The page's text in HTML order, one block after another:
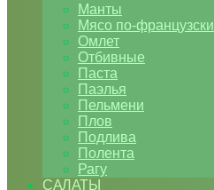
Манты
Мясо по-французски
Омлет
Отбивные
Паста
Паэлья
Пельмени
Плов
Подлива
Полента
Рагу
САЛАТЫ